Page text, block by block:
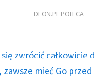
DEON.PL POLECA
zwrócić całkowicie
mieć Go